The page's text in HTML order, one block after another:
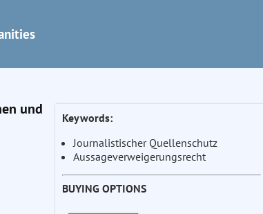
und
Keywords:
Journalistischer Quellenschutz
Aussageverweigerungsrecht
BUYING OPTIONS